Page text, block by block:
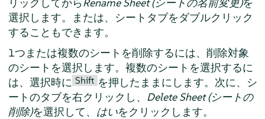
選択します。または、シートタブをダブルクリック
することもできます。
1つまたは複数のシートを削除するには、削除対象
のシートを選択します。複数のシートを選択するに
は、選択時に Shift を押したままにします。次に、シ
ートのタブを右クリックし、 Delete Sheet (シートの
削除)を選択して、 はいをクリックします。